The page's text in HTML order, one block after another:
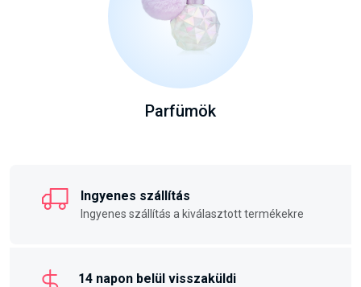
Parfümök
Ingyenes szállítás
Ingyenes szállítás a kiválasztott termékekre
14 napon belül visszaküldi